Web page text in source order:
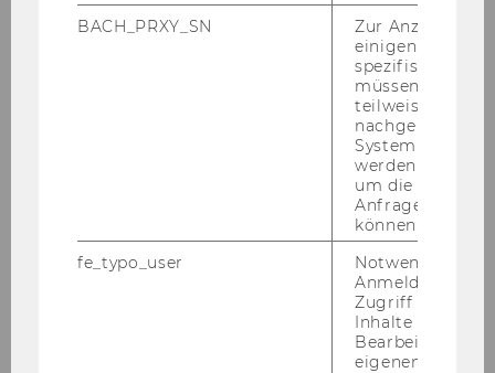
1/5
BACH_PRXY_SN
Zur Anzeige von
einigen WU-
spezifischen
müssen
teilweise von
nachgelagerten
System
werden.
um die Antwort
Anfrage
können.
fe_typo_user
Notwendig für
Anmeldung und
Zugriff auf
Inhalte oder zur
Bearbeitung des
eigenen Profils.